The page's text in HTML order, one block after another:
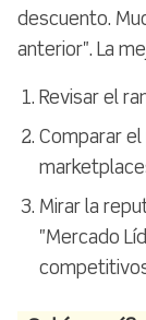
descuento.
anterior". La
Revisar el
Comparar
Mirar la
"Mercado